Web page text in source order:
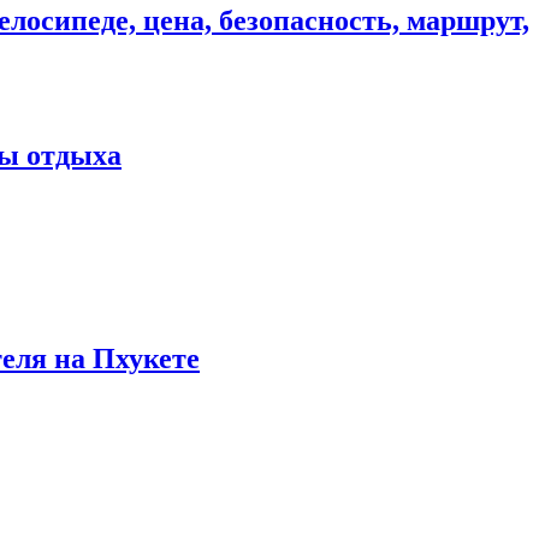
цена, безопасность, маршрут,
отдыха
на Пхукете